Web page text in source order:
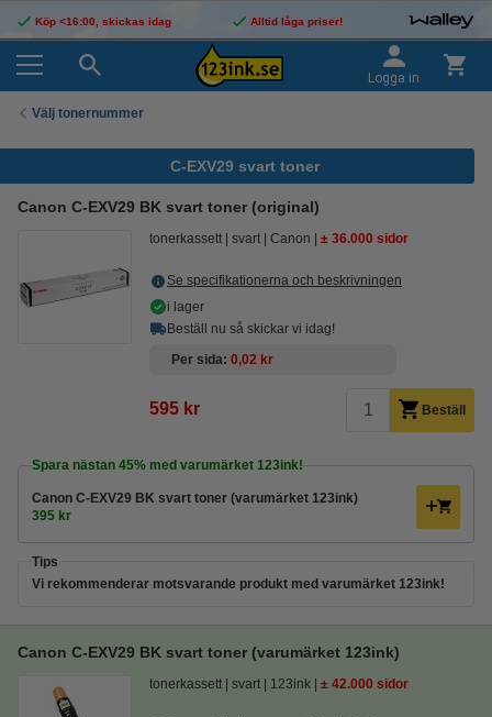
Köp <16:00, skickas idag Alltid låga priser!
Logga in
Välj tonernummer
C-EXV29 svart toner
Canon C-EXV29 BK svart toner (original)
tonerkassett svart Canon ± 36.000 sidor
Se specifikationerna och beskrivningen
i lager
Beställ nu så skickar vi idag!
Per sida 0,02 kr
595 kr Beställ
Spara nästan 45% med varumärket 123ink!
Canon C-EXV29 BK svart toner (varumärket 123ink)
395 kr
Tips
Vi rekommenderar motsvarande produkt med varumärket 123ink!
Canon C-EXV29 BK svart toner (varumärket 123ink)
tonerkassett svart 123ink ± 42.000 sidor